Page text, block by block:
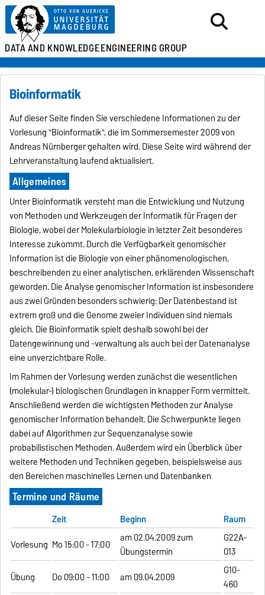
DATA AND KNOWLEDGEENGINEERING GROUP
Bioinformatik
Auf dieser Seite finden Sie verschiedene Informationen zu der
Vorlesung "Bioinformatik", die im Sommersemester 2009 von
Andreas Nürnberger gehalten wird. Diese Seite wird während der
Lehrveranstaltung laufend aktualisiert.
Allgemeines
Unter Bioinformatik versteht man die Entwicklung und Nutzung
von Methoden und Werkzeugen der Informatik für Fragen der
Biologie, wobei der Molekularbiologie in letzter Zeit besonderes
Interesse zukommt. Durch die Verfügbarkeit genomischer
Information ist die Biologie von einer phänomenologischen,
beschreibenden zu einer analytischen, erklärenden Wissenschaft
geworden. Die Analyse genomischer Information ist insbesondere
aus zwei Gründen besonders schwierig: Der Datenbestand ist
extrem groß und die Genome zweier Individuen sind niemals
gleich. Die Bioinformatik spielt deshalb sowohl bei der
Datengewinnung und -verwaltung als auch bei der Datenanalyse
eine unverzichtbare Rolle.
Im Rahmen der Vorlesung werden zunächst die wesentlichen
(molekular-) biologischen Grundlagen in knapper Form vermittelt.
Anschließend werden die wichtigsten Methoden zur Analyse
genomischer Information behandelt. Die Schwerpunkte liegen
dabei auf Algorithmen zur Sequenzanalyse sowie
probabilistischen Methoden. Außerdem wird ein Überblick über
weitere Methoden und Techniken gegeben, beispielsweise aus
den Bereichen maschinelles Lernen und Datenbanken
Termine und Räume
Zeit Beginn
Raum
Vorlesung Mo 15:00 - 17:00
am 02.04.2009 zum
Übungstermin
G22A-
013
Übung
Do 09:00 - 11:00 am 09.04.2009
G10-
460